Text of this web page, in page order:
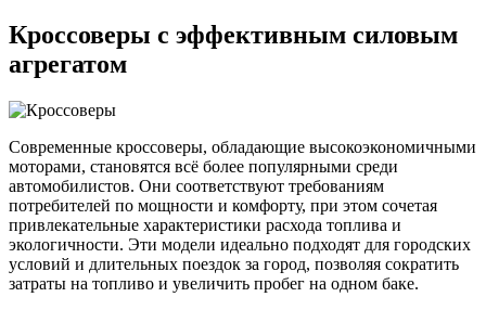
Кроссоверы с эффективным силовым
агрегатом
Современные кроссоверы, обладающие высокоэкономичными
моторами, становятся всё более популярными среди
автомобилистов. Они соответствуют требованиям
потребителей по мощности и комфорту, при этом сочетая
привлекательные характеристики расхода топлива и
экологичности. Эти модели идеально подходят для городских
условий и длительных поездок за город, позволяя сократить
затраты на топливо и увеличить пробег на одном баке.